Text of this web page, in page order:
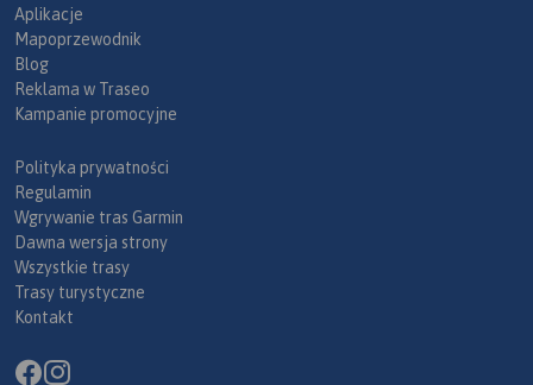
Aplikacje
Mapoprzewodnik
Blog
Reklama w Traseo
Kampanie promocyjne
Polityka prywatności
Regulamin
Wgrywanie tras Garmin
Dawna wersja strony
Wszystkie trasy
Trasy turystyczne
Kontakt